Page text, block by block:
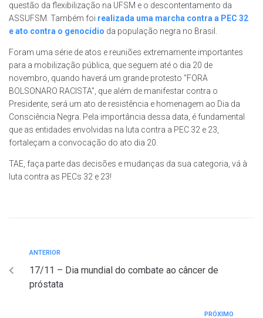
questão da flexibilização na UFSM e o descontentamento da
ASSUFSM. Também foi realizada uma marcha contra a PEC 32
e ato contra o genocídio da população negra no Brasil.
Foram uma série de atos e reuniões extremamente importantes
para a mobilização pública, que seguem até o dia 20 de
novembro, quando haverá um grande protesto “FORA
BOLSONARO RACISTA”, que além de manifestar contra o
Presidente, será um ato de resistência e homenagem ao Dia da
Consciência Negra. Pela importância dessa data, é fundamental
que as entidades envolvidas na luta contra a PEC 32 e 23,
fortaleçam a convocação do ato dia 20.
TAE, faça parte das decisões e mudanças da sua categoria, vá à
luta contra as PECs 32 e 23!
ANTERIOR
17/11 – Dia mundial do combate ao câncer de
próstata
PRÓXIMO